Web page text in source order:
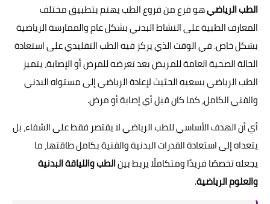
الطب الرياضيهو فرع من فروع الطب يهتم بتطبيق مختلف
المعارف الطبية على النشاط البدني بشكل عام والممارسة الرياضية
بشكل خاص. في الوقت الذي يركز فيه الطب التقليدي على استعادة
الحالة الصحية العامة للمريض بعد تعرضه للمرض أو الإصابة، يتميز
الطب الرياضي بسعيه الحثيث لإعادة الرياضي إلى مستواه البدني
والفني الكامل، كما كان قبل أي إصابة أو مرض.
أي أن الهدف الأساسي للطب الرياضي لا يقتصر فقط على الشفاء، بل
يتعداه إلى استعادة القدرات البدنية والفنية بكامل طاقتها، ما
يجعله تخصصًا فريدًا ومتكاملًا يربط بينالطب واللياقة البدنية
والعلوم الرياضية.